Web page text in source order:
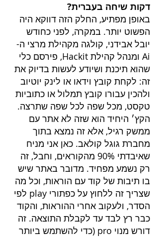
דקות שיחה בעברית?
באופן מפתיע, החלק הזה דווקא היה
הפשוט יותר. במקרה, לפני כחודש
יובל אבידני, קולגה מקהילת מרצי ה-
Ai ומנהל קהילת Hackit, פירסם כלי
שהוא תיכנת ושיודע לעשות בדיוק את
זה: לקחת קובץ וידאו או לינק יוטיוב
ולהכין עבורו קובץ תמלול או כתוביות
טקסט, מכל שפה לכל שפה שתרצה.
הקץ׳ היחיד הוא שזה לא אתר עם
ממשק רגיל, אלא זה נמצא בתוך
מחברת גוגל קולאב. כאן אני מניח
שאיבדתי 90% מהקוראים, וחבל, זה
רק נשמע מפחיד. מדובר באתר שיש
בו תיבות של קוד עם הוראות, וכל מה
שצריך זה ללחוץ על כפתורי play לפי
הסדר, ולעקוב אחרי ההוראות, והקוד
כבר רץ לבד עד לקבלת התוצאה. זה
דורש מנוי pro (כדי להשתמש ביותר